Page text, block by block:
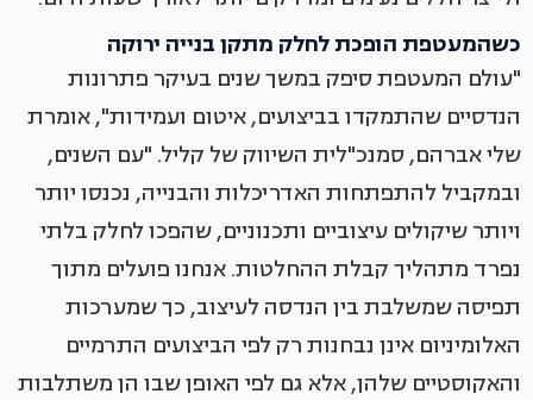
כשהמעטפת הופכת לחלק מתקן בנייה ירוקה
"עולם המעטפת סיפק במשך שנים בעיקר פתרונות
הנדסיים שהתמקדו בביצועים, איטום ועמידות", אומרת
שלי אברהם, סמנכ"לית השיווק של קליל. "עם השנים,
ובמקביל להתפתחות האדריכלות והבנייה, נכנסו יותר
ויותר שיקולים עיצוביים ותכנוניים, שהפכו לחלק בלתי
נפרד מתהליך קבלת ההחלטות. אנחנו פועלים מתוך
תפיסה שמשלבת בין הנדסה לעיצוב, כך שמערכות
האלומיניום אינן נבחנות רק לפי הביצועים התרמיים
והאקוסטיים שלהן, אלא גם לפי האופן שבו הן משתלבות